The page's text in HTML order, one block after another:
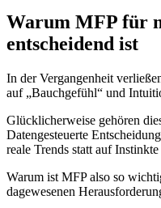
Warum MFP für
entscheidend ist
In der Vergangenheit
auf „Bauchgefühl“ und
Glücklicherweise gehören
Datengesteuerte
reale Trends statt auf
Warum ist MFP also so
dagewesenen